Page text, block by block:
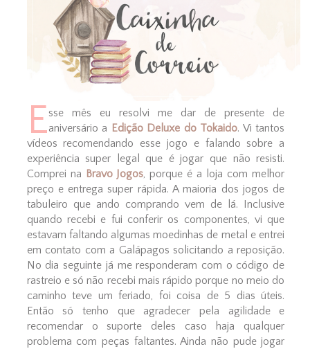
Esse mês eu resolvi me dar de presente de
aniversário a Edição Deluxe do Tokaido. Vi tantos
vídeos recomendando esse jogo e falando sobre a
experiência super legal que é jogar que não resisti.
Comprei na Bravo Jogos, porque é a loja com melhor
preço e entrega super rápida. A maioria dos jogos de
tabuleiro que ando comprando vem de lá. Inclusive
quando recebi e fui conferir os componentes, vi que
estavam faltando algumas moedinhas de metal e entrei
em contato com a Galápagos solicitando a reposição.
No dia seguinte já me responderam com o código de
rastreio e só não recebi mais rápido porque no meio do
caminho teve um feriado, foi coisa de 5 dias úteis.
Então só tenho que agradecer pela agilidade e
recomendar o suporte deles caso haja qualquer
problema com peças faltantes. Ainda não pude jogar